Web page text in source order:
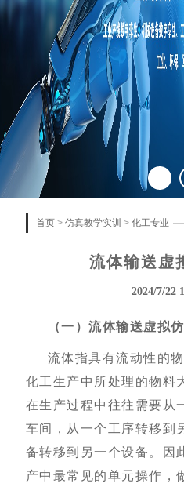
首页> 仿真教学实训 > 化工专业
流体输送虚
2024/7/22
（一）流体输送虚拟
流体指具有流动性的
化工生产中所处理的物料
在生产过程中往往需要从
车间，从一个工序转移到
备转移到另一个设备。因
产中最常见的单元操作，